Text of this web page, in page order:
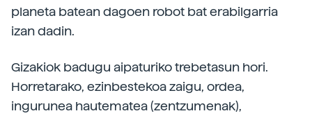
planeta batean dagoen robot bat erabilgarria
izan dadin.
Gizakiok badugu aipaturiko trebetasun hori.
Horretarako, ezinbestekoa zaigu, ordea,
ingurunea hautematea (zentzumenak),